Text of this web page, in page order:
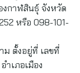
งกาฬสินธุ์ จังหวัด
หรือ 098-101-
ม ตั้งอยู่ที่ เลขที่
เภอเมือง